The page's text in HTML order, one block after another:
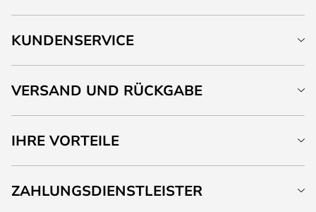
KUNDENSERVICE
VERSAND UND RÜCKGABE
IHRE VORTEILE
ZAHLUNGSDIENSTLEISTER